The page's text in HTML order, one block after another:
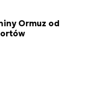
Ormuz od